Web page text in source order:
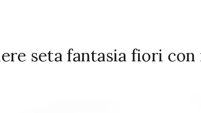
seta fantasia fiori